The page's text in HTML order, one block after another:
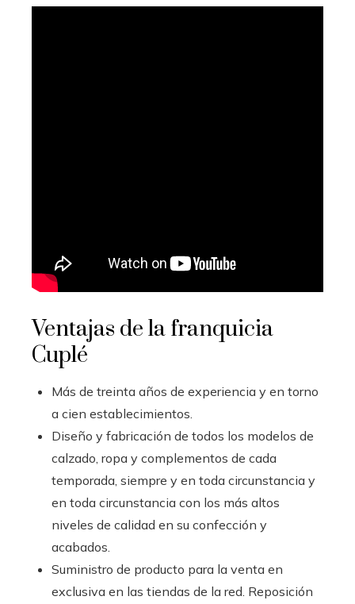
Ventajas de la franquicia
Cuplé
Más de treinta años de experiencia y en torno
a cien establecimientos.
Diseño y fabricación de todos los modelos de
calzado, ropa y complementos de cada
temporada, siempre y en toda circunstancia y
en toda circunstancia con los más altos
niveles de calidad en su confección y
acabados.
Suministro de producto para la venta en
exclusiva en las tiendas de la red. Reposición